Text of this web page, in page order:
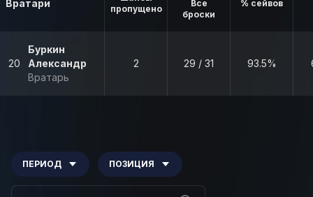
Вратари
пропущено
Все
броски
% сейвов
20
Буркин
Александр
Вратарь
2 29 / 31 93.5%
ПЕРИОД ПОЗИЦИЯ